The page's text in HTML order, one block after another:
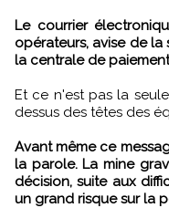
Le courrier
opérateurs, avise de la
la centrale de
Et ce n'est pas la
dessus des têtes des
Avant même ce
la parole. La mine
décision, suite aux
un grand risque sur la